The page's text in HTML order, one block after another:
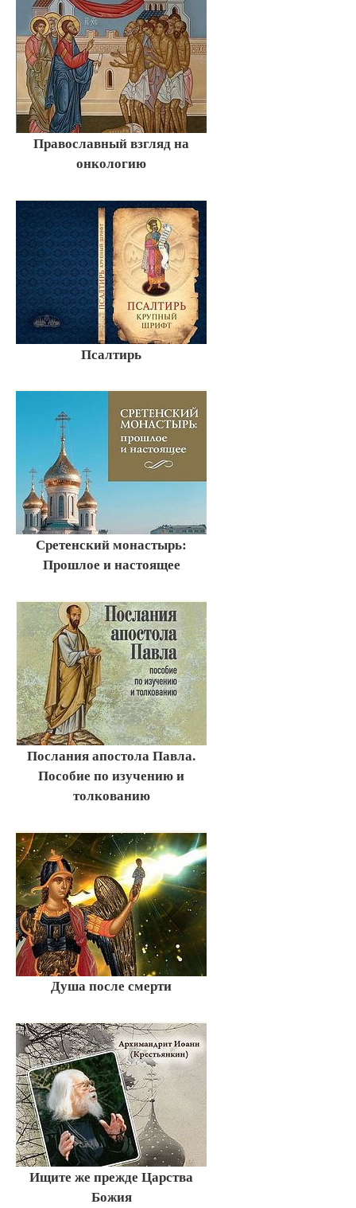
Православный взгляд на
онкологию
Псалтирь
Сретенский монастырь:
Прошлое и настоящее
Послания апостола Павла.
Пособие по изучению и
толкованию
Душа после смерти
Ищите же прежде Царства
Божия